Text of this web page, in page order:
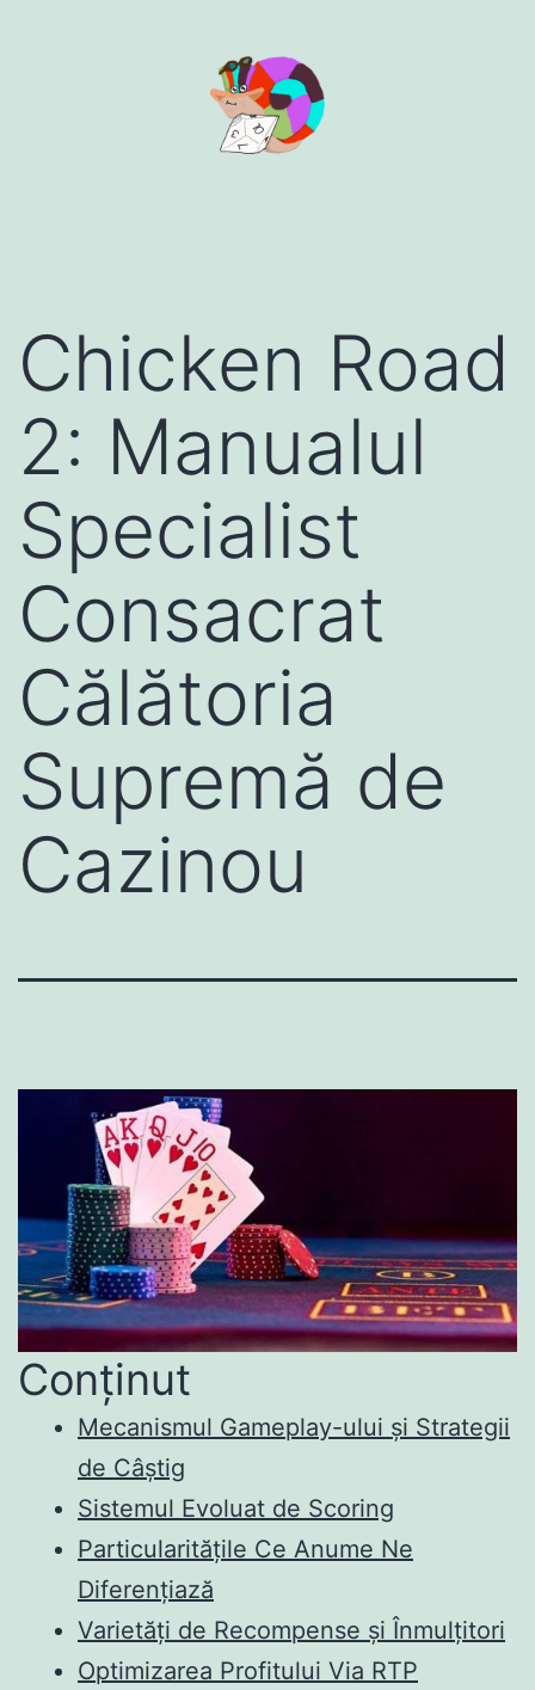
Chicken Road
2: Manualul
Specialist
Consacrat
Călătoria
Supremă de
Cazinou
Conținut
Mecanismul Gameplay-ului și Strategii
de Câștig
Sistemul Evoluat de Scoring
Particularitățile Ce Anume Ne
Diferențiază
Varietăți de Recompense și Înmulțitori
Optimizarea Profitului Via RTP